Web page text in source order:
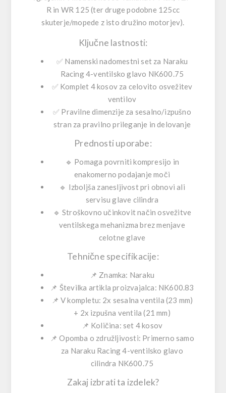
R in WR 125 (ter druge podobne 125cc
skuterje/mopede z isto družino motorjev).
Ključne lastnosti:
✅ Namenski nadomestni set za Naraku
Racing 4-ventilsko glavo NK600.75
✅ Komplet 4 kosov za celovito osvežitev
ventilov
✅ Pravilne dimenzije za sesalno/izpušno
stran za pravilno prileganje in delovanje
Prednosti uporabe:
🔹 Pomaga povrniti kompresijo in
enakomerno podajanje moči
🔹 Izboljša zanesljivost pri obnovi ali
servisu glave cilindra
🔹 Stroškovno učinkovit način osvežitve
ventilskega mehanizma brez menjave
celotne glave
Tehnične specifikacije:
📌 Znamka: Naraku
📌 Številka artikla proizvajalca: NK600.83
📌 V kompletu: 2x sesalna ventila (23 mm)
+ 2x izpušna ventila (21 mm)
📌 Količina: set 4 kosov
📌 Opomba o združljivosti: Primerno samo
za Naraku Racing 4-ventilsko glavo
cilindra NK600.75
Zakaj izbrati ta izdelek?